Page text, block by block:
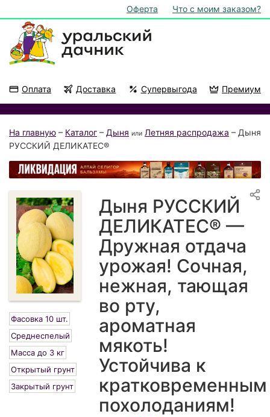
Оферта Что с моим заказом?
Оплата Доставка Супервыгода Премиум
На главную – Каталог – Дыня или Летняя распродажа – Дыня
РУССКИЙ ДЕЛИКАТЕС®
Фасовка 10 шт.
Среднеспелый
Масса до 3 кг
Открытый грунт
Закрытый грунт
Дыня РУССКИЙ
ДЕЛИКАТЕС® —
Дружная отдача
урожая! Сочная,
нежная, тающая
во рту,
ароматная
мякоть!
Устойчива к
кратковременным
похолоданиям!